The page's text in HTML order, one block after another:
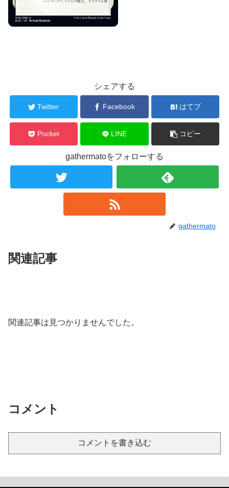
シェアする
Twitter Facebook はてブ
Pocket LINE コピー
gathermatoをフォローする
gathermato
関連記事
関連記事は見つかりませんでした。
コメント
コメントを書き込む